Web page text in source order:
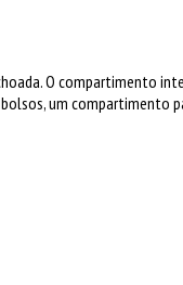
O compartimento
um